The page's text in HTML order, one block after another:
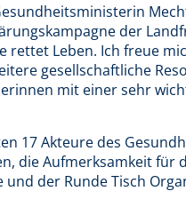
der
rettet Leben. Ich freue
gesellschaftliche
mit einer sehr
17 Akteure des
die Aufmerksamkeit für
und der Runde Tisch